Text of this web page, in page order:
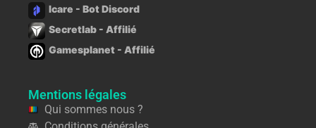
Icare - Bot Discord
Secretlab - Affilié
Gamesplanet - Affilié
Mentions légales
Qui sommes nous ?